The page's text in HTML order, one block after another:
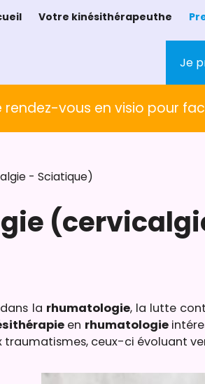
Votre kinésithérapeuthe
Je
vous en visio pour
- Sciatique)
la rhumatologie, la lutte
en rhumatologie
ceux-ci évoluant